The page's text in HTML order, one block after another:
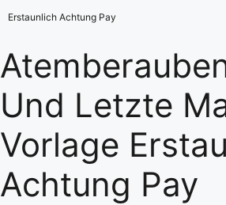
Erstaunlich Achtung Pay
Und Letzte
Vorlage
Achtung Pay